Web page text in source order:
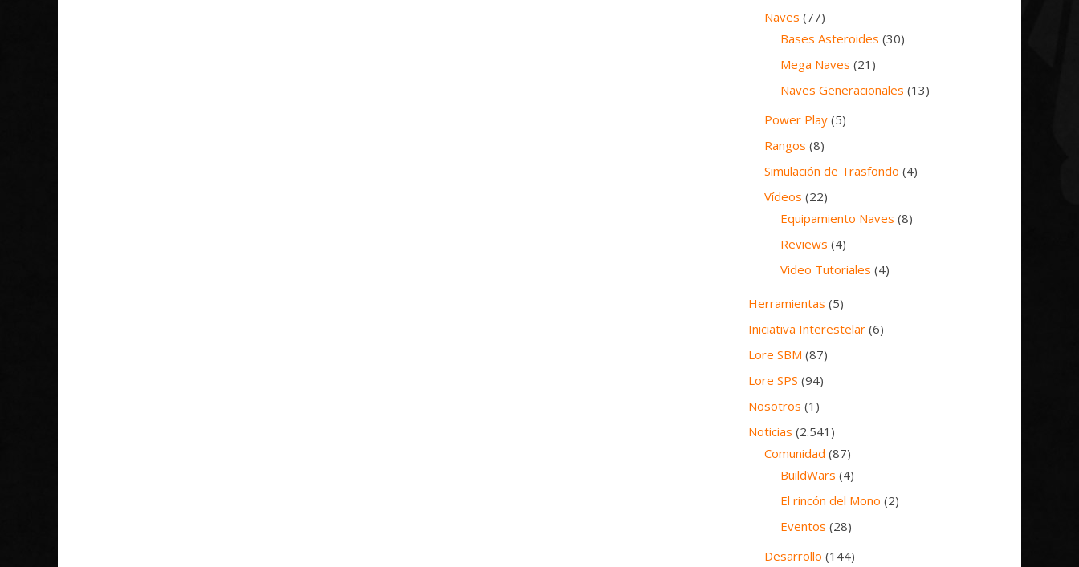
Naves (77)
Bases Asteroides (30)
Mega Naves (21)
Naves Generacionales (13)
Power Play (5)
Rangos (8)
Simulación de Trasfondo (4)
Vídeos (22)
Equipamiento Naves (8)
Reviews (4)
Video Tutoriales (4)
Herramientas (5)
Iniciativa Interestelar (6)
Lore SBM (87)
Lore SPS (94)
Nosotros (1)
Noticias (2.541)
Comunidad (87)
BuildWars (4)
El rincón del Mono (2)
Eventos (28)
Desarrollo (144)